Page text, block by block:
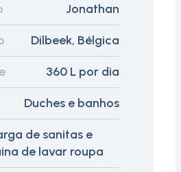
Jonathan
Dilbeek, Bélgica
360 L por dia
Duches e banhos
de sanitas e
de lavar roupa